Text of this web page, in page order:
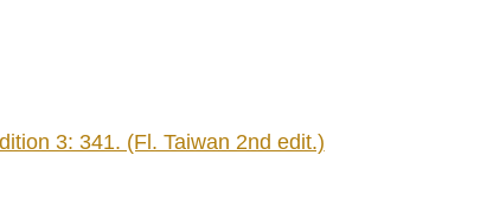
3: 341. (Fl. Taiwan 2nd edit.)